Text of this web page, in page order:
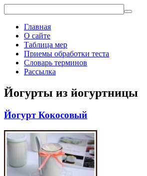
Главная
О сайте
Таблица мер
Приемы обработки теста
Словарь терминов
Рассылка
Йогурты из йогуртницы
Йогурт Кокосовый